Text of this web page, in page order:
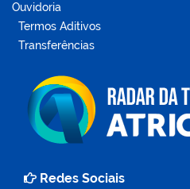
Ouvidoria
Termos Aditivos
Transferências
Redes Sociais